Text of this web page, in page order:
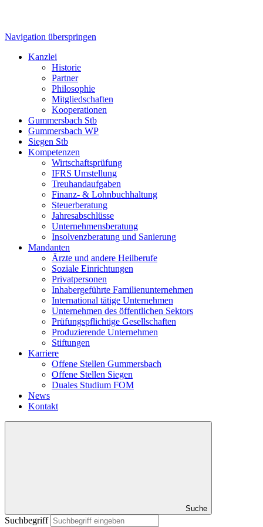
Navigation überspringen
Kanzlei
Historie
Partner
Philosophie
Mitgliedschaften
Kooperationen
Gummersbach Stb
Gummersbach WP
Siegen Stb
Kompetenzen
Wirtschaftsprüfung
IFRS Umstellung
Treuhandaufgaben
Finanz- & Lohnbuchhaltung
Steuerberatung
Jahresabschlüsse
Unternehmensberatung
Insolvenzberatung und Sanierung
Mandanten
Ärzte und andere Heilberufe
Soziale Einrichtungen
Privatpersonen
Inhabergeführte Familienunternehmen
International tätige Unternehmen
Unternehmen des öffentlichen Sektors
Prüfungspflichtige Gesellschaften
Produzierende Unternehmen
Stiftungen
Karriere
Offene Stellen Gummersbach
Offene Stellen Siegen
Duales Studium FOM
News
Kontakt
Suche
Suchbegriff